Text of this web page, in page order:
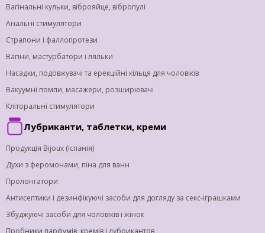
Вагінальні кульки, віброяйце, вібропулі
Анальні стимулятори
Страпони і фаллопротези
Вагіни, мастурбатори і ляльки
Насадки, подовжувачі та ерекційні кільця для чоловіків
Вакуумні помпи, масажери, розширювачі
Кліторальні стимулятори
Лубриканти, таблетки, креми
Продукція Bijoux (Іспанія)
Духи з феромонами, піна для ванн
Пролонгатори
Антисептики і дезинфікуючі засоби для догляду за секс-іграшками
Збуджуючі засоби для чоловіків і жінок
Пробники парфумів, кремів і лубрикантов